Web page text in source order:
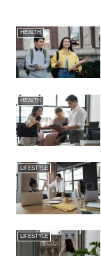
HEALTH
HEALTH
LIFESTYLE
LIFESTYLE